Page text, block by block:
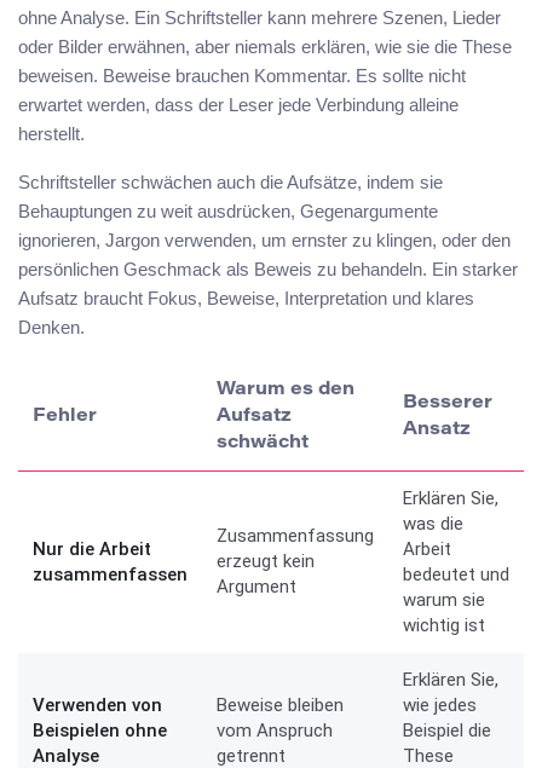
ohne Analyse. Ein Schriftsteller kann mehrere Szenen, Lieder
oder Bilder erwähnen, aber niemals erklären, wie sie die These
beweisen. Beweise brauchen Kommentar. Es sollte nicht
erwartet werden, dass der Leser jede Verbindung alleine
herstellt.
Schriftsteller schwächen auch die Aufsätze, indem sie
Behauptungen zu weit ausdrücken, Gegenargumente
ignorieren, Jargon verwenden, um ernster zu klingen, oder den
persönlichen Geschmack als Beweis zu behandeln. Ein starker
Aufsatz braucht Fokus, Beweise, Interpretation und klares
Denken.
Fehler
Warum es den
Aufsatz
schwächt
Besserer
Ansatz
Nur die Arbeit
zusammenfassen
Zusammenfassung
erzeugt kein
Argument
Erklären Sie,
was die
Arbeit
bedeutet und
warum sie
wichtig ist
Verwenden von
Beispielen ohne
Analyse
Beweise bleiben
vom Anspruch
getrennt
Erklären Sie,
wie jedes
Beispiel die
These